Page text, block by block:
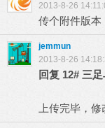
2013-8-26
传个附件版本
jemmun
2013-8-26
回复 12# 三
上传完毕，